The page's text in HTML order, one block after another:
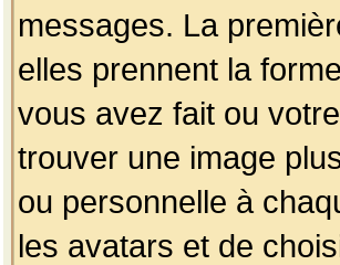
messages. La
elles prennent la
vous avez fait ou
trouver une image
ou personnelle à
les avatars et de